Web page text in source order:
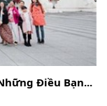
Điều Bạn...